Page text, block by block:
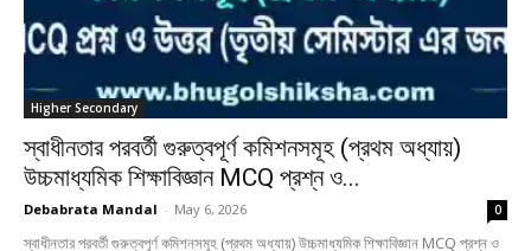
Higher Secondary
স্বাধীনতার পরবর্তী গুরুত্বপূর্ণ কমিশনসমূহ (প্রথম অধ্যায়)
উচ্চমাধ্যমিক শিক্ষাবিজ্ঞান MCQ প্রশ্ন ও...
Debabrata Mandal - May 6, 2026 0
স্বাধীনতার পরবর্তী গুরুত্বপূর্ণ কমিশনসমূহ (প্রথম অধ্যায়) উচ্চমাধ্যমিক শিক্ষাবিজ্ঞান MCQ প্রশ্ন ও